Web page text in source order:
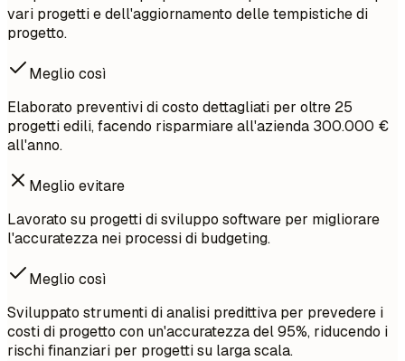
vari progetti e dell'aggiornamento delle tempistiche di
progetto.
Meglio così
Elaborato preventivi di costo dettagliati per oltre 25
progetti edili, facendo risparmiare all'azienda 300.000 €
all'anno.
Meglio evitare
Lavorato su progetti di sviluppo software per migliorare
l'accuratezza nei processi di budgeting.
Meglio così
Sviluppato strumenti di analisi predittiva per prevedere i
costi di progetto con un'accuratezza del 95%, riducendo i
rischi finanziari per progetti su larga scala.